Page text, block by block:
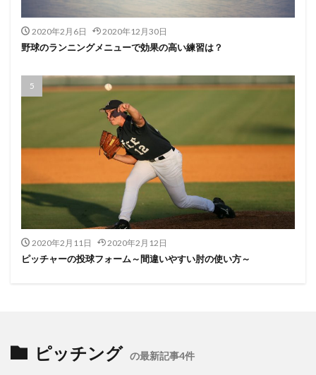
2020年2月6日 2020年12月30日
野球のランニングメニューで効果の高い練習は？
2020年2月11日 2020年2月12日
ピッチャーの投球フォーム～間違いやすい肘の使い方～
ピッチング の最新記事4件